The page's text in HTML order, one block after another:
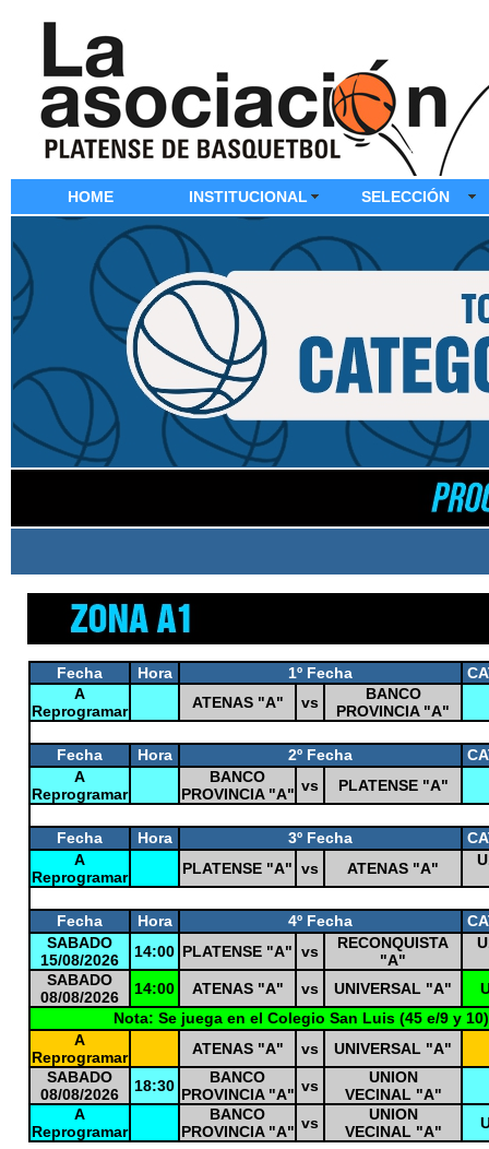
HOME INSTITUCIONAL SELECCIÓN
Fecha Hora 1º Fecha
A
Reprogramar
ATENAS "A" vs
BANCO
PROVINCIA "A"
Fecha
Hora 2º Fecha
A
Reprogramar
BANCO
PROVINCIA "A" vs
PLATENSE "A"
Fecha
Hora 3º Fecha
A
Reprogramar
PLATENSE "A" vs ATENAS "A"
Fecha
Hora 4º Fecha
SABADO
15/08/2026
14:00 PLATENSE "A" vs
RECONQUISTA
"A"
SABADO
08/08/2026
14:00 ATENAS "A" vs UNIVERSAL "A"
Nota: Se juega en el Colegio San Luis (45 e/9 y 10)
A
Reprogramar
ATENAS "A" vs
UNIVERSAL "A"
SABADO
08/08/2026
18:30
BANCO
PROVINCIA "A" vs
UNION
VECINAL "A"
A
Reprogramar
BANCO
PROVINCIA "A" vs
UNION
VECINAL "A"